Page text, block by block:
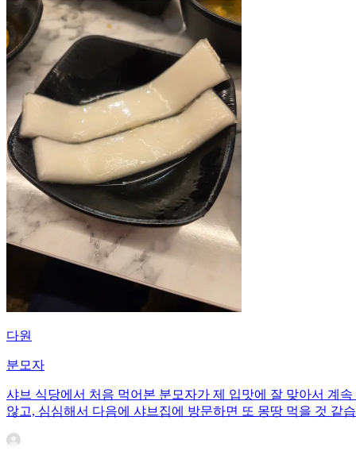
다원
분모자
샤브 식당에서 처음 먹어본 분모자가 제 입맛에 잘 맞아서 계
않고, 심심해서 다음에 샤브집에 방문하면 또 몽땅 먹을 것 같